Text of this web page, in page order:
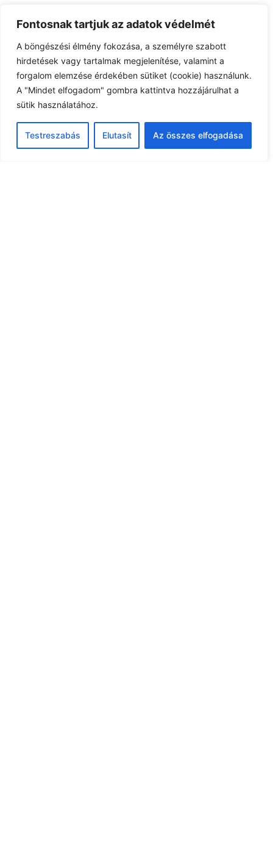
Fontosnak tartjuk az adatok védelmét
A böngészési élmény fokozása, a személyre szabott
hirdetések vagy tartalmak megjelenítése, valamint a
forgalom elemzése érdekében sütiket (cookie) használunk.
A "Mindet elfogadom" gombra kattintva hozzájárulhat a
sütik használatához.
Testreszabás Elutasít Az összes elfogadása
Kommunális űrítés
Esemény kezdete: szeptember 20, 2021
Esemény időpont: